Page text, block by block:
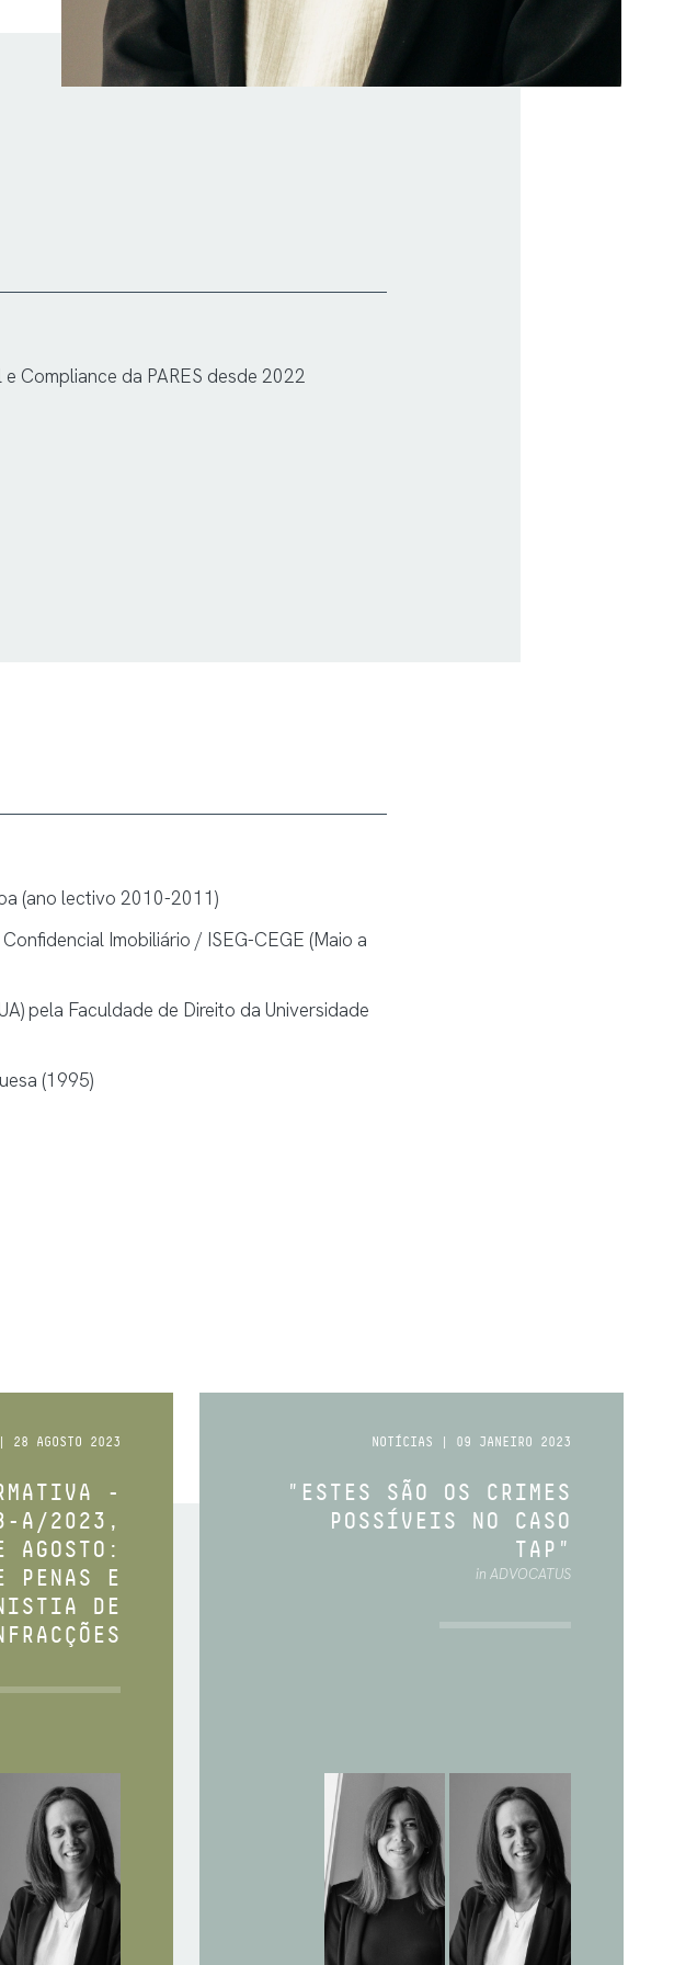
Compliance da PARES desde 2022
(ano lectivo 2010-2011)
Imobiliário / ISEG-CEGE (Maio a
pela Faculdade de Direito da Universidade
(1995)
| 28 AGOSTO 2023
-
A/2023,
AGOSTO:
PENAS E
DE
NOTÍCIAS | 09 JANEIRO 2023
"ESTES SÃO OS CRIMES
POSSÍVEIS NO CASO
TAP"
in ADVOCATUS